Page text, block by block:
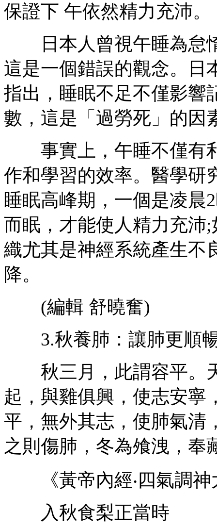
保證下 午依然精力充沛。
日本人曾視午睡為怠
這是一個錯誤的觀念。日
指出，睡眠不足不僅影響
數，這是「過勞死」的因
事實上，午睡不僅有
作和學習的效率。醫學研
睡眠高峰期，一個是凌晨
而眠，才能使人精力充沛
織尤其是神經系統產生不
降。
(編輯 舒曉奮)
3.秋養肺：讓肺更順
秋三月，此謂容平。
起，與雞俱興，使志安寧
平，無外其志，使肺氣清
之則傷肺，冬為飧洩，奉
《黃帝內經‧四氣調神
入秋食梨正當時